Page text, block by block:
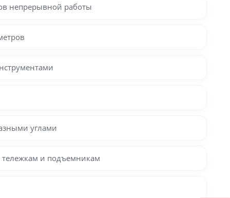
непрерывной работы
углами
тележкам и подъемникам